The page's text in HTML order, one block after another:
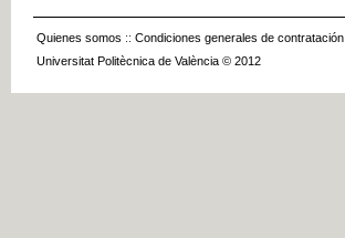
Quienes somos :: Condiciones generales de contratación
Universitat Politècnica de València © 2012